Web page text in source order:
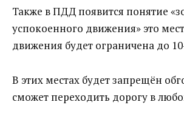
Также в ПДД появится понятие
успокоенного движения» это
движения будет ограничена до
В этих местах будет запрещён
сможет переходить дорогу в